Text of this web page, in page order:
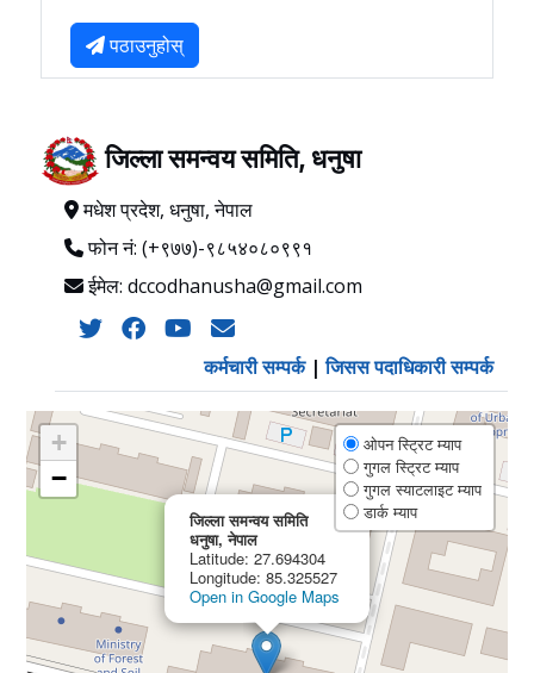
पठाउनुहोस्
जिल्ला समन्वय समिति, धनुषा
मधेश प्रदेश, धनुषा, नेपाल
फोन नं: (+९७७)-९८५४०८०९९१
ईमेल: dccodhanusha@gmail.com
कर्मचारी सम्पर्क|जिसस पदाधिकारी सम्पर्क
जिल्ला समन्वय समिति
धनुषा, नेपाल
Latitude: 27.694304
Longitude: 85.325527
Open in Google Maps
×
+
−
ओपन स्ट्रिट म्याप
गुगल स्ट्रिट म्याप
गुगल स्याटलाइट म्याप
डार्क म्याप